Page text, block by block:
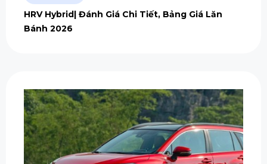
HRV Hybrid| Đánh Giá Chi Tiết, Bảng Giá Lăn
Bánh 2026